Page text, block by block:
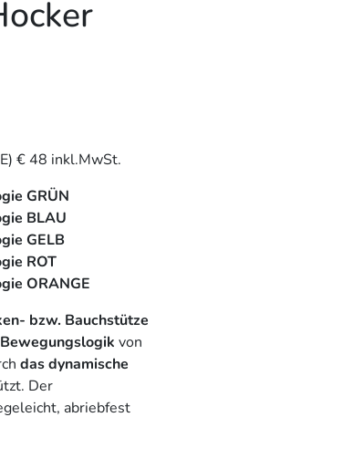
€ 48 inkl.MwSt.
GRÜN
BLAU
GELB
ROT
ORANGE
bzw. Bauchstütze
von
das dynamische
Der
abriebfest